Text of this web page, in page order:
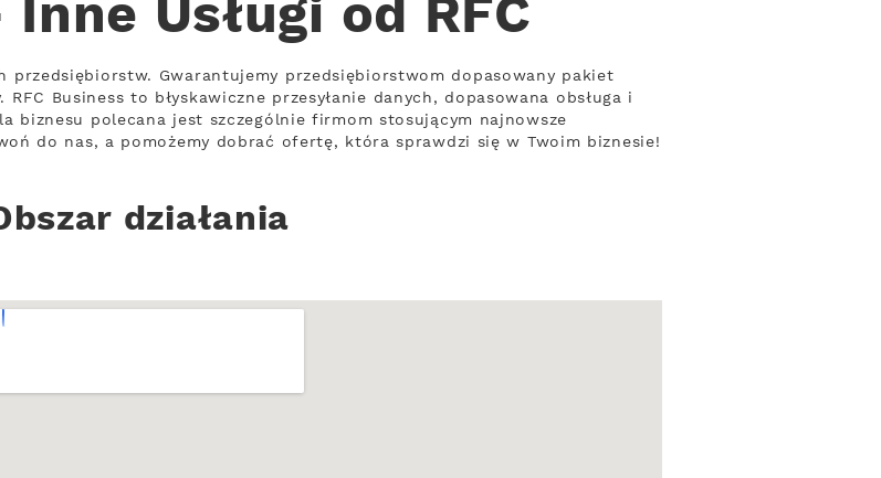
Usługi od RFC
przedsiębiorstw. Gwarantujemy przedsiębiorstwom dopasowany pakiet
Business to błyskawiczne przesyłanie danych, dopasowana obsługa i
polecana jest szczególnie firmom stosującym najnowsze
do nas, a pomożemy dobrać ofertę, która sprawdzi się w Twoim biznesie!
działania